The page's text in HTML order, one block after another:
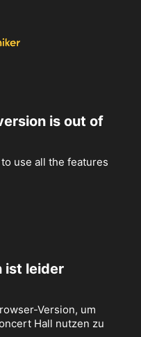
is out of
use all the features
ist leider
Version, um
Hall nutzen zu